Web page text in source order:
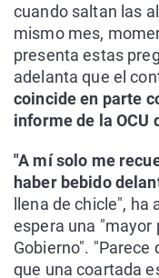
cuando saltan las
mismo mes,
presenta estas
adelanta que el
coincide en parte
informe de la OCU
"A mí solo me
haber bebido
llena de chicle",
espera una "mayor
Gobierno".
que una coartada